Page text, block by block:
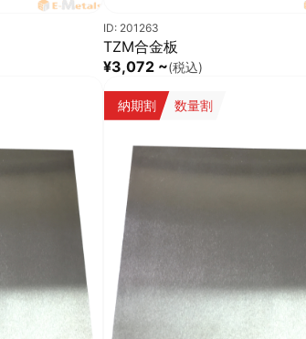
ID: 201263
TZM合金板
¥3,072 ~(税込)
納期割 数量割